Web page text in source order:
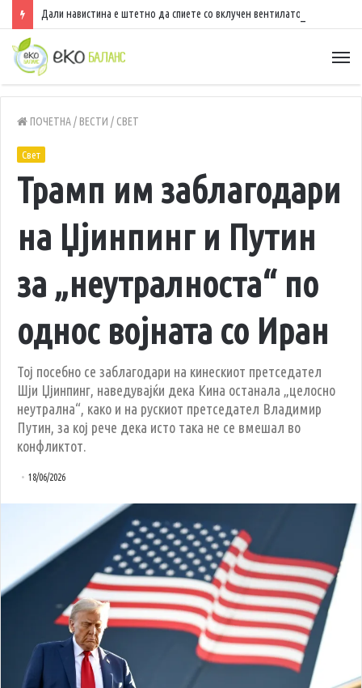
Дали навистина е штетно да спиете со вклучен вентилатор?
ПОЧЕТНА/ ВЕСТИ / СВЕТ
Свет
Трамп им заблагодари
на Џјинпинг и Путин
за „неутралноста“ по
однос војната со Иран
Тој посебно се заблагодари на кинескиот претседател
Шји Џјинпинг, наведувајќи дека Кина останала „целосно
неутрална“, како и на рускиот претседател Владимир
Путин, за кој рече дека исто така не се вмешал во
конфликтот.
18/06/2026